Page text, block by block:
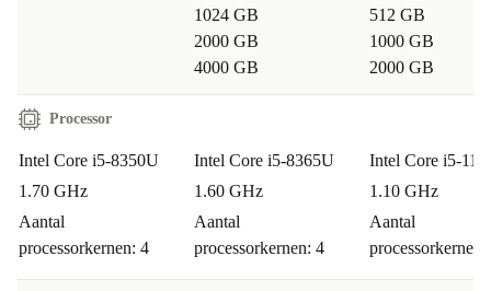
1024 GB
2000 GB
4000 GB
512 GB
1000 GB
2000 GB
Processor
Intel Core i5-8350U
1.70 GHz
Aantal
processorkernen: 4
Intel Core i5-8365U
1.60 GHz
Aantal
processorkernen: 4
Intel Core i5-
1.10 GHz
Aantal
processorkernen: